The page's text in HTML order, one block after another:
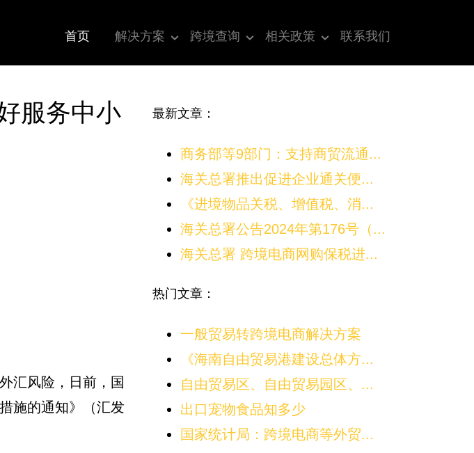
首页 解决方案 跨境查询 相关政策 联系我们
服务中小
汇风险，日前，国
施的通知》（汇发
最新文章：
商务部等9部门：支持商贸流通...
海关总署推出促进企业通关便...
《进境物品关税、增值税、消...
海关总署公告2024年第176号（...
海关总署 跨境电商网购保税进...
热门文章：
一般贸易转跨境电商解决方案
《海南自由贸易港建设总体方...
自由贸易区、自由贸易园区、...
出口宠物食品知多少
国家统计局：跨境电商等外贸...